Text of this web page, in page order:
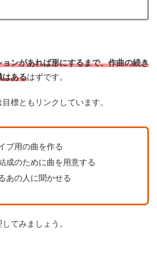
ンがあれば形にするまで、作曲の続き
はあるはずです。
標ともリンクしています。
ブ用の曲を作る
成のために曲を用意する
あの人に聞かせる
てみましょう。